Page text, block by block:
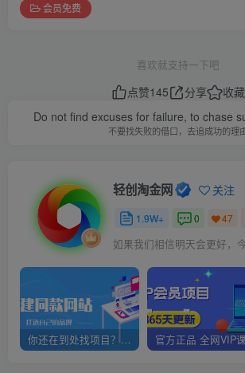
会员免费
喜欢就支持一下吧
点赞145 分享
收藏
Do not find excuses for failure, to chase
不要找失败的借口，去追成功的理
轻创淘金网 关注
1.9W+ 0 47
如果我们相信明天会更好，
你还在到处找项目？还在当韭菜？我靠网创资源站一个月赚5万+，曾经我也是个失败者。